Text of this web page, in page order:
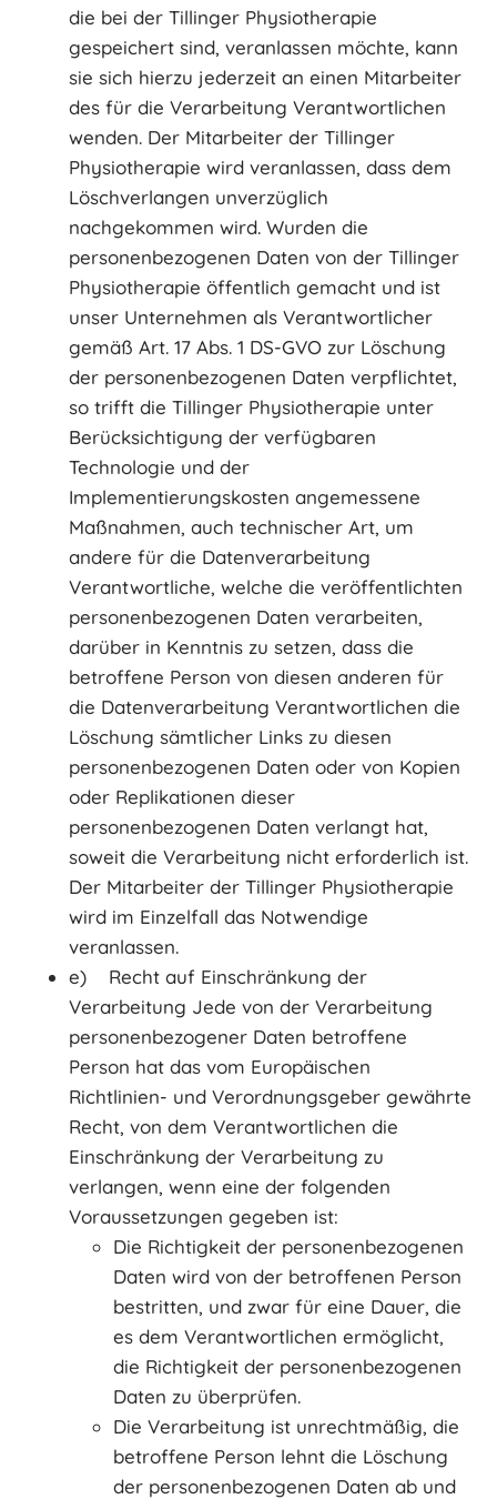
die bei der Tillinger Physiotherapie
gespeichert sind, veranlassen möchte, kann
sie sich hierzu jederzeit an einen Mitarbeiter
des für die Verarbeitung Verantwortlichen
wenden. Der Mitarbeiter der Tillinger
Physiotherapie wird veranlassen, dass dem
Löschverlangen unverzüglich
nachgekommen wird. Wurden die
personenbezogenen Daten von der Tillinger
Physiotherapie öffentlich gemacht und ist
unser Unternehmen als Verantwortlicher
gemäß Art. 17 Abs. 1 DS-GVO zur Löschung
der personenbezogenen Daten verpflichtet,
so trifft die Tillinger Physiotherapie unter
Berücksichtigung der verfügbaren
Technologie und der
Implementierungskosten angemessene
Maßnahmen, auch technischer Art, um
andere für die Datenverarbeitung
Verantwortliche, welche die veröffentlichten
personenbezogenen Daten verarbeiten,
darüber in Kenntnis zu setzen, dass die
betroffene Person von diesen anderen für
die Datenverarbeitung Verantwortlichen die
Löschung sämtlicher Links zu diesen
personenbezogenen Daten oder von Kopien
oder Replikationen dieser
personenbezogenen Daten verlangt hat,
soweit die Verarbeitung nicht erforderlich ist.
Der Mitarbeiter der Tillinger Physiotherapie
wird im Einzelfall das Notwendige
veranlassen.
e) Recht auf Einschränkung der
Verarbeitung Jede von der Verarbeitung
personenbezogener Daten betroffene
Person hat das vom Europäischen
Richtlinien- und Verordnungsgeber gewährte
Recht, von dem Verantwortlichen die
Einschränkung der Verarbeitung zu
verlangen, wenn eine der folgenden
Voraussetzungen gegeben ist:
Die Richtigkeit der personenbezogenen
Daten wird von der betroffenen Person
bestritten, und zwar für eine Dauer, die
es dem Verantwortlichen ermöglicht,
die Richtigkeit der personenbezogenen
Daten zu überprüfen.
Die Verarbeitung ist unrechtmäßig, die
betroffene Person lehnt die Löschung
der personenbezogenen Daten ab und